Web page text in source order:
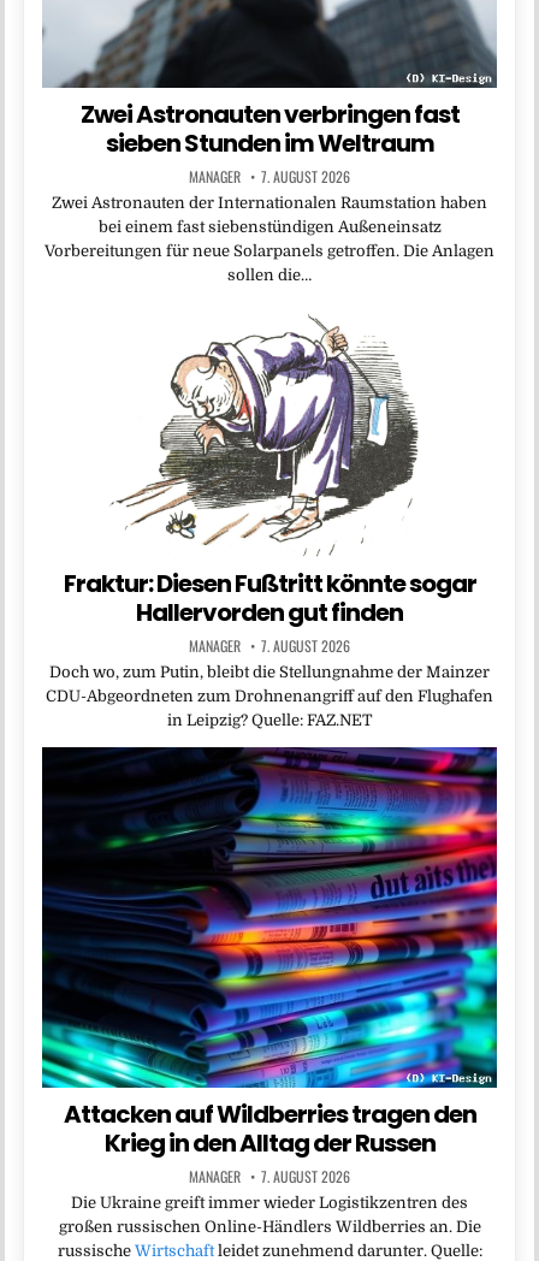
Zwei Astronauten verbringen fast
sieben Stunden im Weltraum
MANAGER 7. AUGUST 2026
Zwei Astronauten der Internationalen Raumstation haben
bei einem fast siebenstündigen Außeneinsatz
Vorbereitungen für neue Solarpanels getroffen. Die Anlagen
sollen die…
Fraktur: Diesen Fußtritt könnte sogar
Hallervorden gut finden
MANAGER 7. AUGUST 2026
Doch wo, zum Putin, bleibt die Stellungnahme der Mainzer
CDU-Abgeordneten zum Drohnenangriff auf den Flughafen
in Leipzig? Quelle: FAZ.NET
Attacken auf Wildberries tragen den
Krieg in den Alltag der Russen
MANAGER 7. AUGUST 2026
Die Ukraine greift immer wieder Logistikzentren des
großen russischen Online-Händlers Wildberries an. Die
russische Wirtschaftleidet zunehmend darunter. Quelle: